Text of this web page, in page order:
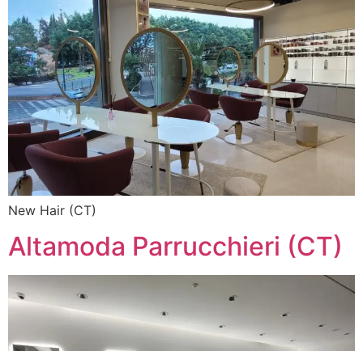
New Hair (CT)
Altamoda Parrucchieri (CT)